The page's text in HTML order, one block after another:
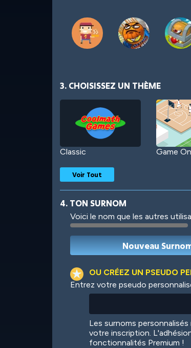
3. CHOISISSEZ UN THÈME
Classic Game On
Robotic
Voir Tout
4. TON SURNOM
Voici le nom que les autres
OU CRÉEZ UN PSEUDO
Entrez votre pseudo
Les surnoms
votre inscription.
fonctionnalités Premium !